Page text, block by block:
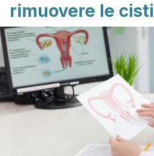
rimuovere le cisti